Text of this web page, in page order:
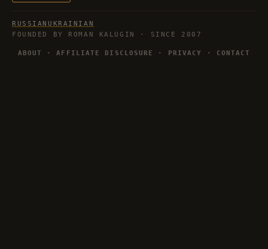
RUSSIAN UKRAINIAN
FOUNDED BY ROMAN KALUGIN · SINCE 2007
ABOUT ·AFFILIATE DISCLOSURE · PRIVACY · CONTACT